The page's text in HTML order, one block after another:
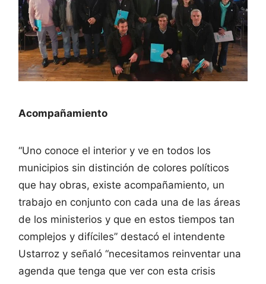
Acompañamiento
“Uno conoce el interior y ve en todos los
municipios sin distinción de colores políticos
que hay obras, existe acompañamiento, un
trabajo en conjunto con cada una de las áreas
de los ministerios y que en estos tiempos tan
complejos y difíciles” destacó el intendente
Ustarroz y señaló “necesitamos reinventar una
agenda que tenga que ver con esta crisis